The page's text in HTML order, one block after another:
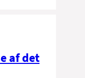
af det